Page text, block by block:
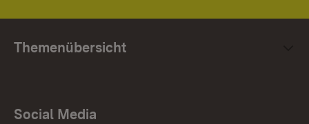
Themenübersicht
Social Media